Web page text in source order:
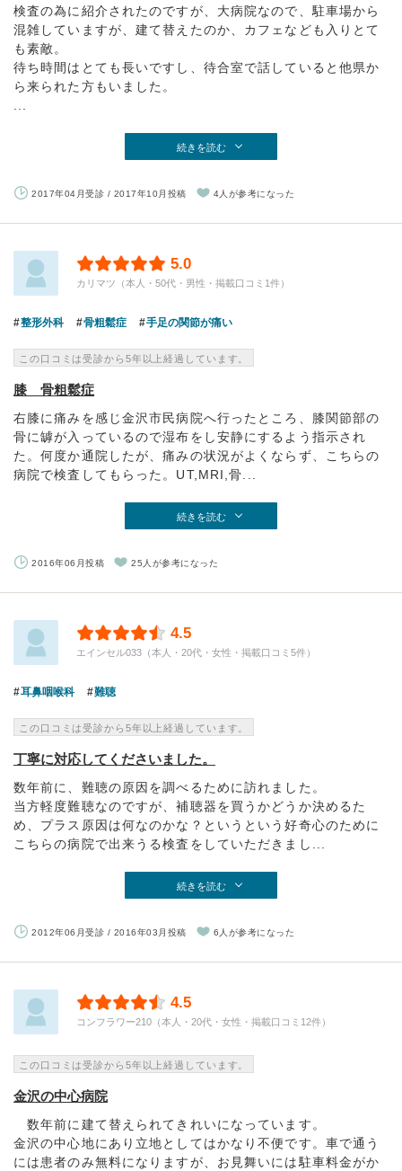
検査の為に紹介されたのですが、大病院なので、駐車場から
混雑していますが、建て替えたのか、カフェなども入りとて
も素敵。
待ち時間はとても長いですし、待合室で話していると他県か
ら来られた方もいました。
続きを読む
2017年04月受診 / 2017年10月投稿 4人が参考になった
5.0
カリマツ（本人・50代・男性・掲載口コミ1件）
整形外科 骨粗鬆症 手足の関節が痛い
この口コミは受診から5年以上経過しています。
膝 骨粗鬆症
右膝に痛みを感じ金沢市民病院へ行ったところ、膝関節部の
骨に罅が入っているので湿布をし安静にするよう指示され
た。何度か通院したが、痛みの状況がよくならず、こちらの
病院で検査してもらった。UT,MRI,骨...
続きを読む
2016年06月投稿 25人が参考になった
4.5
エインセル033（本人・20代・女性・掲載口コミ5件）
耳鼻咽喉科 難聴
この口コミは受診から5年以上経過しています。
丁寧に対応してくださいました。
数年前に、難聴の原因を調べるために訪れました。
当方軽度難聴なのですが、補聴器を買うかどうか決めるた
め、プラス原因は何なのかな？というという好奇心のために
こちらの病院で出来うる検査をしていただきまし...
続きを読む
2012年06月受診 / 2016年03月投稿 6人が参考になった
4.5
コンフラワー210（本人・20代・女性・掲載口コミ12件）
この口コミは受診から5年以上経過しています。
金沢の中心病院
数年前に建て替えられてきれいになっています。
金沢の中心地にあり立地としてはかなり不便です。車で通う
には患者のみ無料になりますが、お見舞いには駐車料金がか